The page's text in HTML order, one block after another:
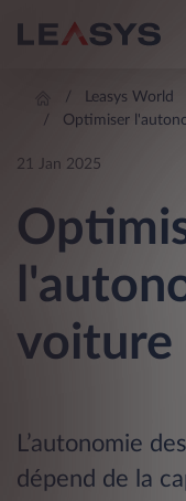
Leasys World
Optimiser
21 Jan 2025
voiture
L’autonomie
dépend de la